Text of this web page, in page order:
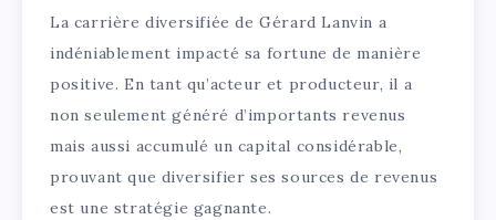
La carrière diversifiée de Gérard Lanvin a
indéniablement impacté sa fortune de manière
positive. En tant qu’acteur et producteur, il a
non seulement généré d’importants revenus
mais aussi accumulé un capital considérable,
prouvant que diversifier ses sources de revenus
est une stratégie gagnante.